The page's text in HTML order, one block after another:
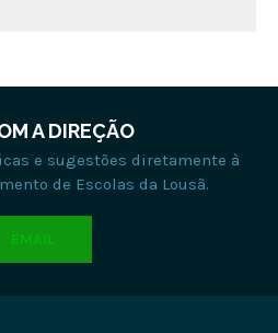
A DIREÇÃO
e sugestões diretamente à
de Escolas da Lousã.
EMAIL